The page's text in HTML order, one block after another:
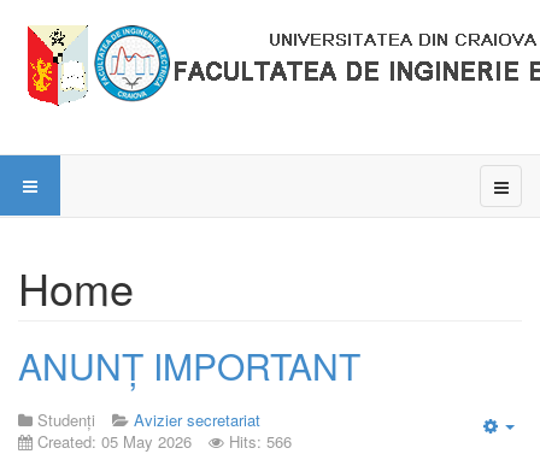
Home
ANUNȚ IMPORTANT
Studenți
Avizier secretariat
Created: 05 May 2026
Hits: 566